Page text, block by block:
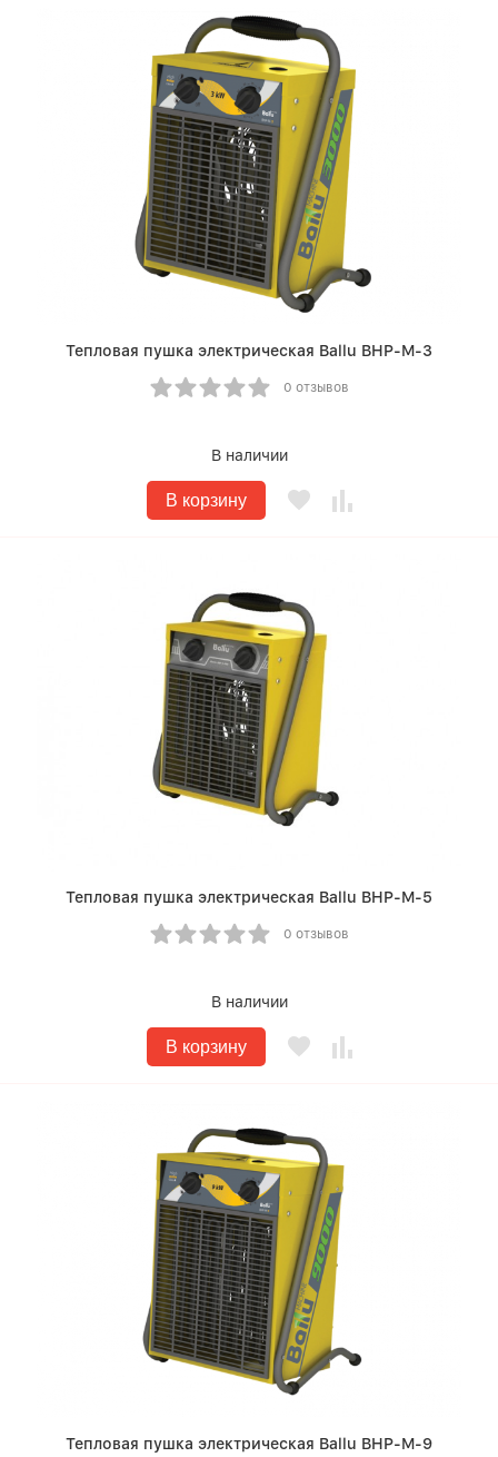
Тепловая пушка электрическая Ballu BHP-M-3
0 отзывов
В наличии
В корзину
Тепловая пушка электрическая Ballu BHP-M-5
0 отзывов
В наличии
В корзину
Тепловая пушка электрическая Ballu BHP-M-9